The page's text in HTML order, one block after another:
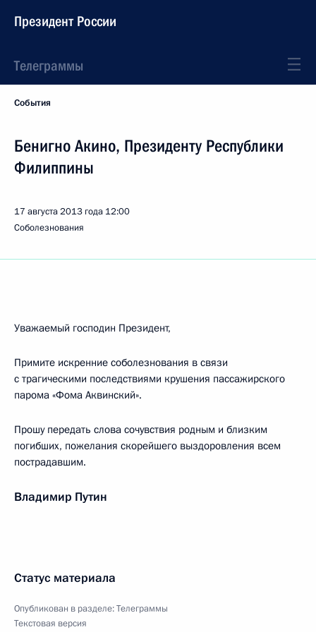
Президент России
Телеграммы
События
Бенигно Акино, Президенту Республики
Филиппины
17 августа 2013 года 12:00
Соболезнования
Уважаемый господин Президент,
Примите искренние соболезнования в связи
с трагическими последствиями крушения пассажирского
парома «Фома Аквинский».
Прошу передать слова сочувствия родным и близким
погибших, пожелания скорейшего выздоровления всем
пострадавшим.
Владимир Путин
Статус материала
Опубликован в разделе:Телеграммы
Текстовая версия